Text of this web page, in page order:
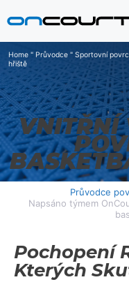
na
Home " Průvodce " Sportovní
hřiště
VNITŘNÍ
Průvodce
Napsáno týmem
Pochopení
Kterých